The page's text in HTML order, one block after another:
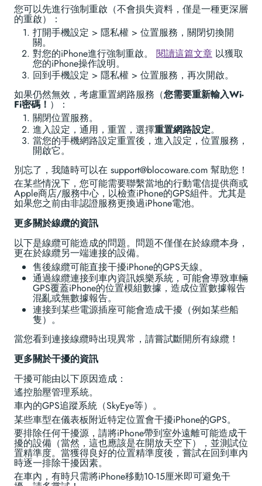
您可以先進行強制重啟（不會損失資料，僅是一種更深層
的重啟）：
打開手機設定 > 隱私權 > 位置服務，關閉切換開
關。
對您的iPhone進行強制重啟。 閱讀這篇文章 以獲取
您的iPhone操作說明。
回到手機設定 > 隱私權 > 位置服務，再次開啟。
如果仍然無效，考慮重置網路服務（您需要重新輸入Wi-
Fi密碼！ ）：
關閉位置服務。
進入設定，通用，重置，選擇重置網路設定。
當您的手機網路設定重置後，進入設定，位置服務，
開啟它。
別忘了，我隨時可以在 support@blocoware.com 幫助您！
在某些情況下，您可能需要聯繫當地的行動電信提供商或
Apple商店/服務中心，以檢查iPhone的GPS組件。尤其是
如果您之前由非認證服務更換過iPhone電池。
更多關於線纜的資訊
以下是線纜可能造成的問題。問題不僅僅在於線纜本身，
更在於線纜另一端連接的設備。
售後線纜可能直接干擾iPhone的GPS天線。
通過線纜連接到車內資訊娛樂系統，可能會導致車輛
GPS覆蓋iPhone的位置模組數據，造成位置數據報告
混亂或無數據報告。
連接到某些電源插座可能會造成干擾（例如某些船
隻）。
當您看到連接線纜時出現異常，請嘗試斷開所有線纜！
更多關於干擾的資訊
干擾可能由以下原因造成：
遙控胎壓管理系統。
車內的GPS追蹤系統（SkyEye等）。
某些車型在儀表板附近特定位置會干擾iPhone的GPS。
要排除任何干擾源，請將iPhone帶到室外遠離可能造成干
擾的設備（當然，這也應該是在開放天空下），並測試位
置精準度。當獲得良好的位置精準度後，嘗試在回到車內
時逐一排除干擾因素。
在車內，有時只需將iPhone移動10-15厘米即可避免干